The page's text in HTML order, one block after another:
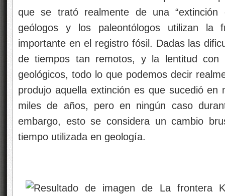
que se trató realmente de una
geólogos y los paleontólogos utilizan la
importante en el registro fósil. Dadas las
de tiempos tan remotos, y la lentitud
geológicos, todo lo que podemos decir
produjo aquella extinción es que sucedió
miles de años, pero en ningún caso
embargo, esto se considera un cambio
tiempo utilizada en geología.